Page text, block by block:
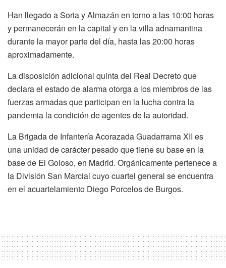
Han llegado a Soria y Almazán en torno a las 10:00 horas
y permanecerán en la capital y en la villa adnamantina
durante la mayor parte del día, hasta las 20:00 horas
aproximadamente.
La disposición adicional quinta del Real Decreto que
declara el estado de alarma otorga a los miembros de las
fuerzas armadas que participan en la lucha contra la
pandemia la condición de agentes de la autoridad.
La Brigada de Infantería Acorazada Guadarrama XII es
una unidad de carácter pesado que tiene su base en la
base de El Goloso, en Madrid. Orgánicamente pertenece a
la División San Marcial cuyo cuartel general se encuentra
en el acuartelamiento Diego Porcelos de Burgos.